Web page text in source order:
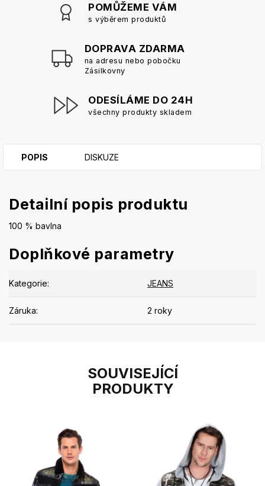
POMŮŽEME VÁM
s výběrem produktů
DOPRAVA ZDARMA
na adresu nebo pobočku
Zásilkovny
ODESÍLÁME DO 24H
všechny produkty skladem
SOUVISEJÍCÍ
PRODUKTY
POPIS DISKUZE
Detailní popis produktu
100 % bavlna
Doplňkové parametry
Kategorie: JEANS
Záruka: 2 roky